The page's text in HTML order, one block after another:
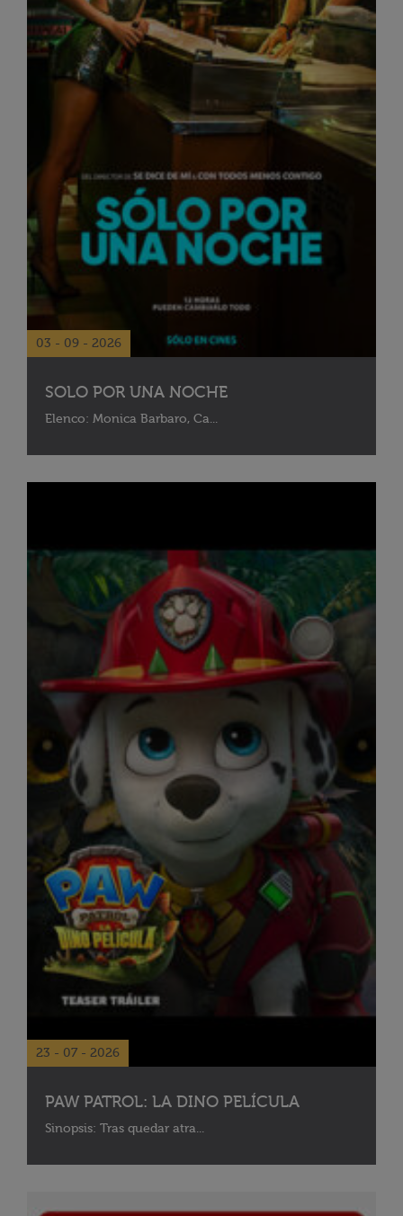
03 - 09 - 2026
SOLO POR UNA NOCHE
Elenco: Monica Barbaro, Ca...
23 - 07 - 2026
PAW PATROL: LA DINO PELÍCULA
Sinopsis: Tras quedar atra...